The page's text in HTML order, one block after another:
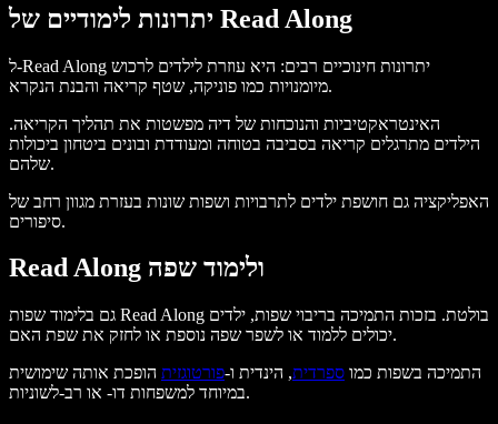
יתרונות לימודיים של Read Along
ל-Read Along יתרונות חינוכיים רבים: היא עוזרת לילדים לרכוש
מיומנויות כמו פוניקה, שטף קריאה והבנת הנקרא.
האינטראקטיביות והנוכחות של דיה מפשטות את תהליך הקריאה.
הילדים מתרגלים קריאה בסביבה בטוחה ומעודדת ובונים ביטחון ביכולות
שלהם.
האפליקציה גם חושפת ילדים לתרבויות ושפות שונות בעזרת מגוון רחב של
סיפורים.
Read Along ולימוד שפה
גם בלימוד שפות Read Along בולטת. בזכות התמיכה בריבוי שפות, ילדים
יכולים ללמוד או לשפר שפה נוספת או לחזק את שפת האם.
התמיכה בשפות כמו ספרדית, הינדית ו-פורטוגזית הופכת אותה שימושית
במיוחד למשפחות דו- או רב-לשוניות.